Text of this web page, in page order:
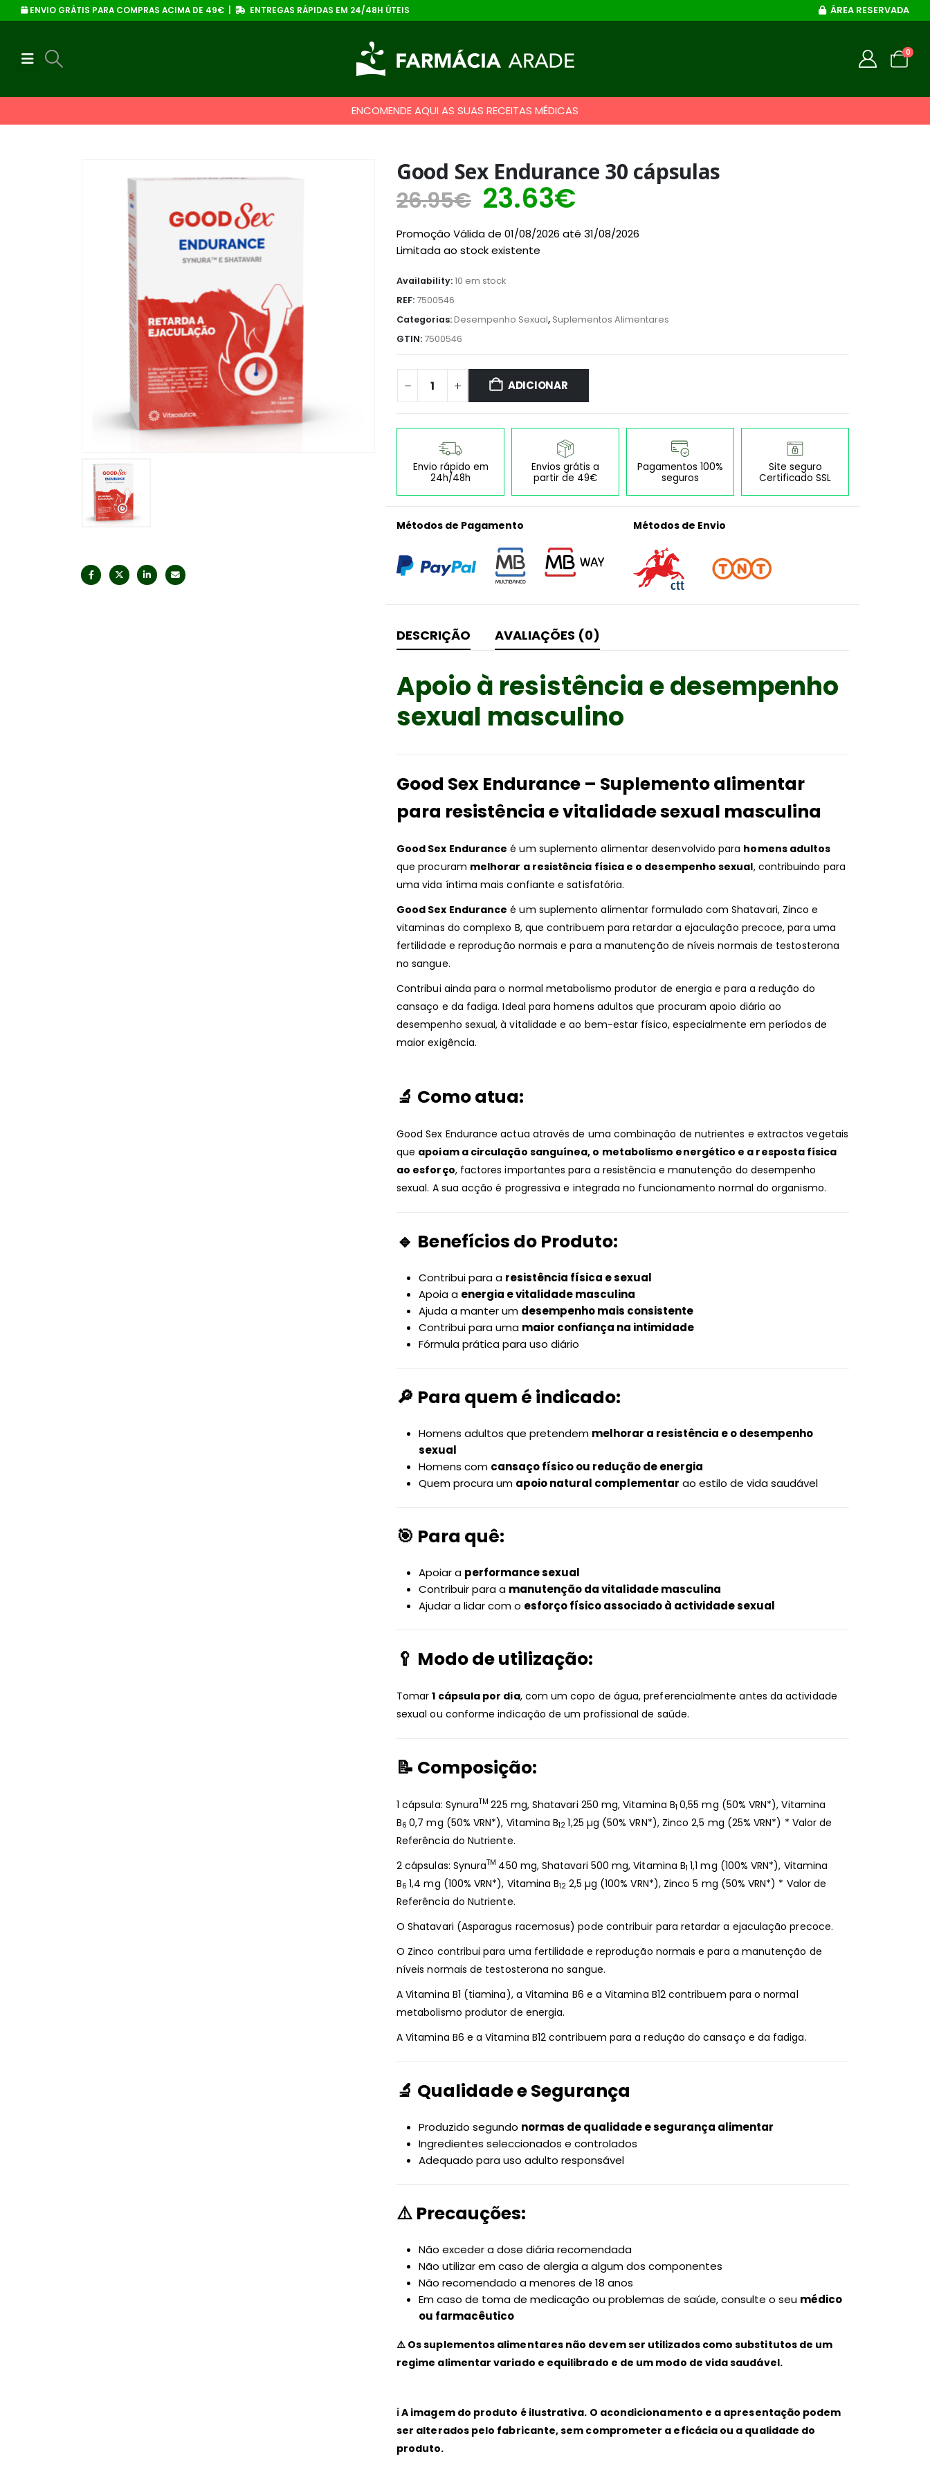
ENVIO GRÁTIS PARA COMPRAS ACIMA DE 49€ | ENTREGAS RÁPIDAS EM 24/48H ÚTEIS ÁREA RESERVADA
0
ENCOMENDE AQUI AS SUAS RECEITAS MÉDICAS
Good Sex Endurance 30 cápsulas
26.95€ O
preço
original
era:
23.63€O
preço
atual
Promoção Válida de 01/08/2026 até 31/08/2026
Limitada ao stock existente
Availability:10 em stock
REF: 7500546
Categorias:Desempenho Sexual, Suplementos Alimentares
GTIN: 7500546
ADICIONAR
Envio rápido em
24h/48h
Envios grátis a
partir de 49€
Pagamentos 100%
seguros
Site seguro
Certificado SSL
Métodos de Pagamento Métodos de Envio
DESCRIÇÃO AVALIAÇÕES (0)
Apoio à resistência e desempenho
sexual masculino
Good Sex Endurance – Suplemento alimentar
para resistência e vitalidade sexual masculina
Good Sex Endurance é um suplemento alimentar desenvolvido para homens adultos
que procuram melhorar a resistência física e o desempenho sexual, contribuindo para
uma vida íntima mais confiante e satisfatória.
Good Sex Endurance é um suplemento alimentar formulado com Shatavari, Zinco e
vitaminas do complexo B, que contribuem para retardar a ejaculação precoce, para uma
fertilidade e reprodução normais e para a manutenção de níveis normais de testosterona
no sangue.
Contribui ainda para o normal metabolismo produtor de energia e para a redução do
cansaço e da fadiga. Ideal para homens adultos que procuram apoio diário ao
desempenho sexual, à vitalidade e ao bem-estar físico, especialmente em períodos de
maior exigência.
🔬 Como atua:
Good Sex Endurance actua através de uma combinação de nutrientes e extractos vegetais
que apoiam a circulação sanguínea, o metabolismo energético e a resposta física
ao esforço, factores importantes para a resistência e manutenção do desempenho
sexual. A sua acção é progressiva e integrada no funcionamento normal do organismo.
🔹 Benefícios do Produto:
Contribui para a resistência física e sexual
Apoia a energia e vitalidade masculina
Ajuda a manter um desempenho mais consistente
Contribui para uma maior confiança na intimidade
Fórmula prática para uso diário
🔎 Para quem é indicado:
Homens adultos que pretendem melhorar a resistência e o desempenho
sexual
Homens com cansaço físico ou redução de energia
Quem procura um apoio natural complementar ao estilo de vida saudável
🎯 Para quê:
Apoiar a performance sexual
Contribuir para a manutenção da vitalidade masculina
Ajudar a lidar com o esforço físico associado à actividade sexual
🥄 Modo de utilização:
Tomar1 cápsula por dia, com um copo de água, preferencialmente antes da actividade
sexual ou conforme indicação de um profissional de saúde.
📝 Composição:
1 cápsula: SynuraTM225 mg, Shatavari 250 mg, Vitamina B10,55 mg (50% VRN*), Vitamina
B60,7 mg (50% VRN*), Vitamina B12 1,25 µg (50% VRN*), Zinco 2,5 mg (25% VRN*) * Valor de
Referência do Nutriente.
2 cápsulas: SynuraTM 450 mg, Shatavari 500 mg, Vitamina B1 1,1 mg (100% VRN*), Vitamina
B6 1,4 mg (100% VRN*), Vitamina B12 2,5 µg (100% VRN*), Zinco 5 mg (50% VRN*) * Valor de
Referência do Nutriente.
O Shatavari (Asparagus racemosus) pode contribuir para retardar a ejaculação precoce.
O Zinco contribui para uma fertilidade e reprodução normais e para a manutenção de
níveis normais de testosterona no sangue.
A Vitamina B1 (tiamina), a Vitamina B6 e a Vitamina B12 contribuem para o normal
metabolismo produtor de energia.
A Vitamina B6 e a Vitamina B12 contribuem para a redução do cansaço e da fadiga.
🔬 Qualidade e Segurança
Produzido segundo normas de qualidade e segurança alimentar
Ingredientes seleccionados e controlados
Adequado para uso adulto responsável
⚠️ Precauções:
Não exceder a dose diária recomendada
Não utilizar em caso de alergia a algum dos componentes
Não recomendado a menores de 18 anos
Em caso de toma de medicação ou problemas de saúde, consulte o seu médico
ou farmacêutico
⚠️ Os suplementos alimentares não devem ser utilizados como substitutos de um
regime alimentar variado e equilibrado e de um modo de vida saudável.
ℹ️ A imagem do produto é ilustrativa. O acondicionamento e a apresentação podem
ser alterados pelo fabricante, sem comprometer a eficácia ou a qualidade do
produto.